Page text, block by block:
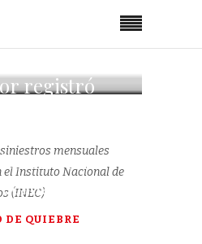
registró
en una
DE QUIEBRE
mensuales
el Instituto Nacional de
(INEC)